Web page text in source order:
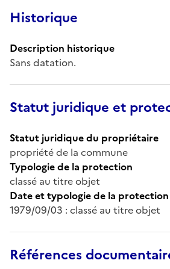
Historique
Description historique
Sans datation.
Statut juridique et
Statut juridique du propriétaire
propriété de la commune
Typologie de la protection
classé au titre objet
Date et typologie de la protection
1979/09/03 : classé au titre objet
Références